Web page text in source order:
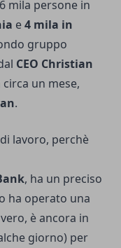
mila persone in
e4 mila in
gruppo
CEO Christian
un mese,
.
lavoro, perchè
, ha un preciso
ha operato una
è ancora in
giorno) per